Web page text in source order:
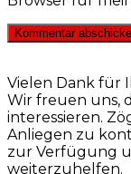
Vielen Dank für
Wir freuen uns,
interessieren.
Anliegen zu
zur Verfügung
weiterzuhelfen.